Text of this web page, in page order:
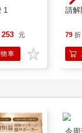
。有人拜託一名數學
型寫到：「考慮一隻
空間中……」
在思考真實世界時，
何利用逐步給予每人
出資料中呈現的新冠
資料數據時，就能看
變得陡峭的曲線。
能看到相同效果。
素，抽象化之後，放
這些洞見就能夠帶
1
253 元
車
請解
79 折